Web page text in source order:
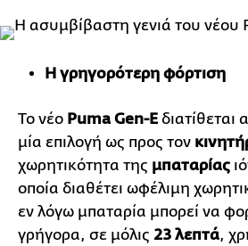
Η γρηγορότερη φόρτιση
Το νέο Puma Gen-E διατίθεται
μία επιλογή ως προς τον
χωρητικότητα της μπαταρίας
οποία διαθέτει ωφέλιμη
εν λόγω μπαταρία μπορεί να
γρήγορα, σε μόλις 23 λεπτά,